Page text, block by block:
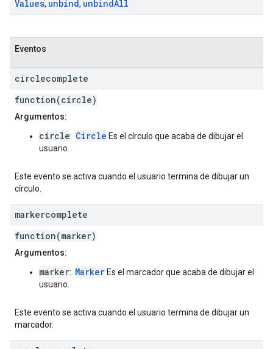
Values, unbind, unbindAll
Eventos
circlecomplete
function(circle)
Argumentos:
circle: Circle Es el círculo que acaba de dibujar el
usuario.
Este evento se activa cuando el usuario termina de dibujar un
círculo.
markercomplete
function(marker)
Argumentos:
marker: Marker Es el marcador que acaba de dibujar el
usuario.
Este evento se activa cuando el usuario termina de dibujar un
marcador.